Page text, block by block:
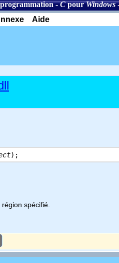
-CpourWindows
Aide
);
spécifié.